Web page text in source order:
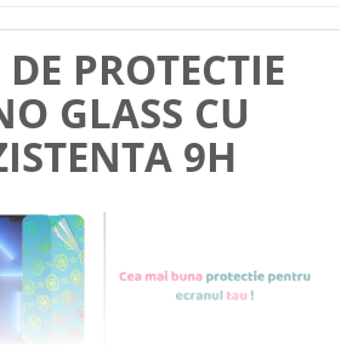
PROTECTIE
GLASS CU
9H